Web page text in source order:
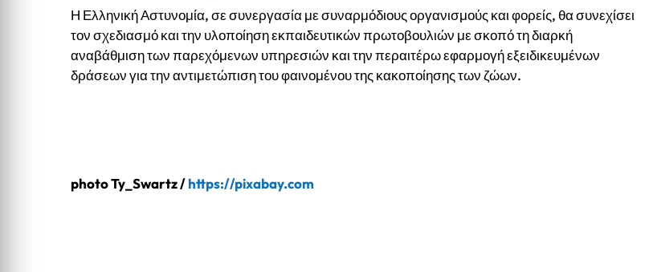
Η Ελληνική Αστυνομία, σε συνεργασία με συναρμόδιους οργανισμούς και φορείς, θα συνεχίσει
τον σχεδιασμό και την υλοποίηση εκπαιδευτικών πρωτοβουλιών με σκοπό τη διαρκή
αναβάθμιση των παρεχόμενων υπηρεσιών και την περαιτέρω εφαρμογή εξειδικευμένων
δράσεων για την αντιμετώπιση του φαινομένου της κακοποίησης των ζώων.
photo Ty_Swartz /https://pixabay.com